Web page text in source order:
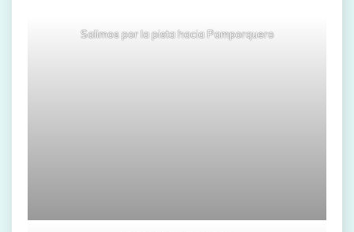
Salimos por la pista hacia Pamporquero